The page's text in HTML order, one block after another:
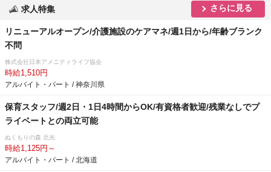
求人特集 さらに見る
リニューアルオープン/介護施設のケアマネ/週1日から/年齢ブランク
不問
株式会社日本アメニティライフ協会
時給1,510円
アルバイト・パート / 神奈川県
保育スタッフ/週2日・1日4時間からOK/有資格者歓迎/残業なしでプ
ライベートとの両立可能
ぬくもりの森 北光
時給1,125円～
アルバイト・パート / 北海道